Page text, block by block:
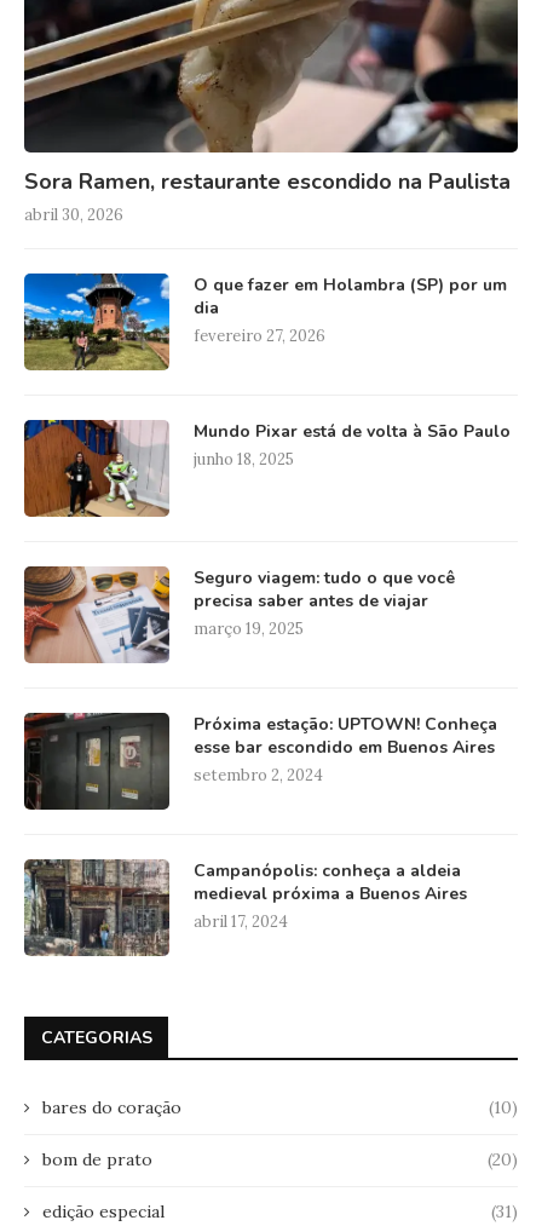
Sora Ramen, restaurante escondido na Paulista
abril 30, 2026
O que fazer em Holambra (SP) por um
dia
fevereiro 27, 2026
Mundo Pixar está de volta à São Paulo
junho 18, 2025
Seguro viagem: tudo o que você
precisa saber antes de viajar
março 19, 2025
Próxima estação: UPTOWN! Conheça
esse bar escondido em Buenos Aires
setembro 2, 2024
Campanópolis: conheça a aldeia
medieval próxima a Buenos Aires
abril 17, 2024
CATEGORIAS
bares do coração (10)
bom de prato (20)
edição especial (31)